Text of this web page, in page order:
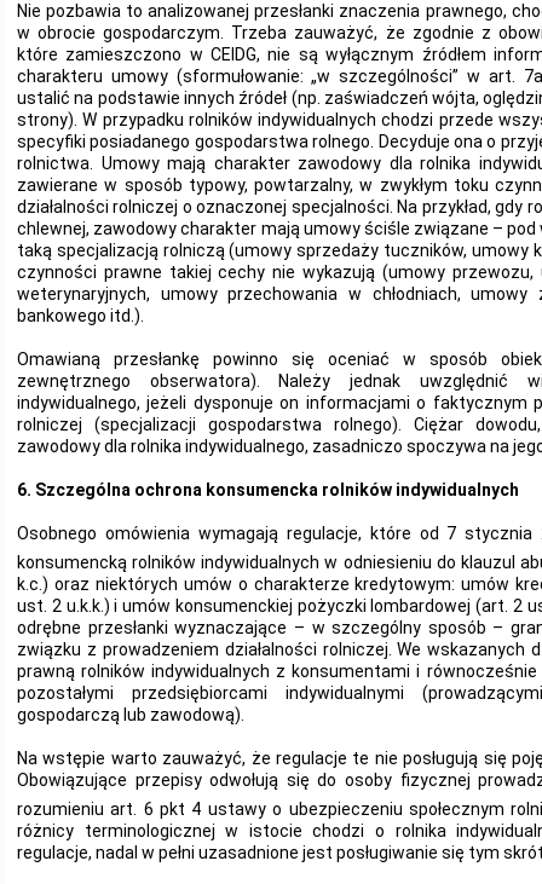
Nie pozbawia to analizowanej przesłanki znaczenia prawnego,
w obrocie gospodarczym. Trzeba zauważyć, że zgodnie z
które zamieszczono w CEIDG, nie są wyłącznym źródłem
charakteru umowy (sformułowanie: „w szczególności” w art.
ustalić na podstawie innych źródeł (np. zaświadczeń wójta,
strony). W przypadku rolników indywidualnych chodzi przede
specyfiki posiadanego gospodarstwa rolnego. Decyduje ona o
rolnictwa. Umowy mają charakter zawodowy dla rolnika
zawierane w sposób typowy, powtarzalny, w zwykłym toku
działalności rolniczej o oznaczonej specjalności. Na przykład, gdy
chlewnej, zawodowy charakter mają umowy ściśle związane –
taką specjalizacją rolniczą (umowy sprzedaży tuczników, umowy
czynności prawne takiej cechy nie wykazują (umowy przewozu,
weterynaryjnych, umowy przechowania w chłodniach,
bankowego itd.).
Omawianą przesłankę powinno się oceniać w sposób
zewnętrznego obserwatora). Należy jednak uwzględnić
indywidualnego, jeżeli dysponuje on informacjami o faktycznym
rolniczej (specjalizacji gospodarstwa rolnego). Ciężar
zawodowy dla rolnika indywidualnego, zasadniczo spoczywa na
6. Szczególna ochrona konsumencka rolników indywidualnych
Osobnego omówienia wymagają regulacje, które od 7 stycznia
konsumencką rolników indywidualnych w odniesieniu do klauzul
k.c.) oraz niektórych umów o charakterze kredytowym: umów
ust. 2 u.k.k.) i umów konsumenckiej pożyczki lombardowej (art. 2
odrębne przesłanki wyznaczające – w szczególny sposób –
związku z prowadzeniem działalności rolniczej. We wskazanych
prawną rolników indywidualnych z konsumentami i równocześnie
pozostałymi przedsiębiorcami indywidualnymi
gospodarczą lub zawodową).
Na wstępie warto zauważyć, że regulacje te nie posługują się
Obowiązujące przepisy odwołują się do osoby fizycznej
rozumieniu art. 6 pkt 4 ustawy o ubezpieczeniu społecznym
różnicy terminologicznej w istocie chodzi o rolnika
regulacje, nadal w pełni uzasadnione jest posługiwanie się tym